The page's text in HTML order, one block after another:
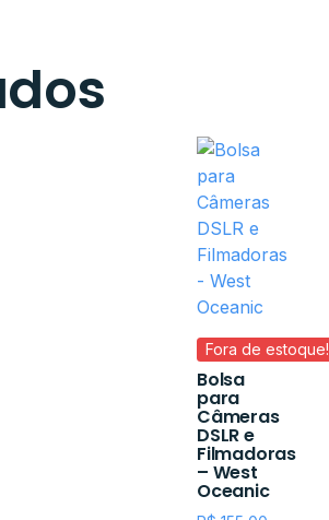
Fora de estoque!
Bolsa
para
Câmeras
DSLR e
Filmadoras
– West
Oceanic